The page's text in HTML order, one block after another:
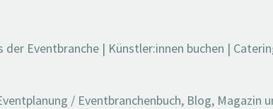
der Eventbranche | Künstler:innen buchen |
/ Eventbranchenbuch, Blog, Magazin